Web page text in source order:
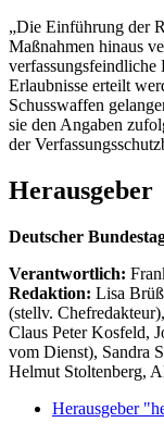
„Die Einführung der
Maßnahmen hinaus
Erlaubnisse erteilt
Schusswaffen
sie den Angaben
der
Herausgeber
Deutscher
Verantwortlich:
Redaktion: Lisa
(stellv.
Claus Peter Kosfeld,
vom Dienst), Sandra
Helmut Stoltenberg,
Herausgeber